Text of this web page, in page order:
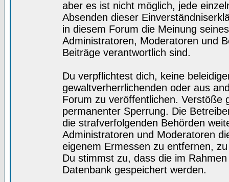
aber es ist nicht möglich, jede
Absenden dieser
in diesem Forum die Meinung
Administratoren, Moderatoren und
Beiträge verantwortlich sind.
Du verpflichtest dich, keine
gewaltverherrlichenden oder aus
Forum zu veröffentlichen. Verstöße
permanenter Sperrung. Die
die strafverfolgenden Behörden
Administratoren und Moderatoren
eigenem Ermessen zu entfernen,
Du stimmst zu, dass die im
Datenbank gespeichert werden.